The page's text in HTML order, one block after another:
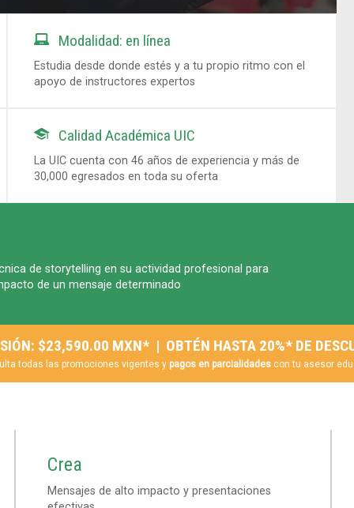
Modalidad: en línea
Estudia desde donde estés y a tu propio ritmo con el
apoyo de instructores expertos
 Calidad Académica UIC
La UIC cuenta con 46 años de experiencia y más de
30,000 egresados en toda su oferta
de storytelling en su actividad profesional para
de un mensaje determinado
$23,590.00 MXN* | OBTÉN HASTA 20%* DE
todas las promociones vigentes y pagos en parcialidadescon tu asesor
Crea
Mensajes de alto impacto y presentaciones